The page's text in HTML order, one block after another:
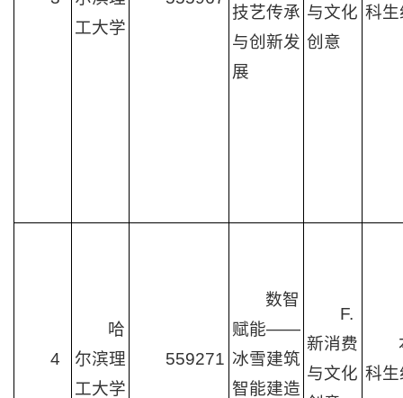
工大学
技艺传承
与创新发
展
与文化
创意
科生
4
哈
尔滨理
工大学
559271
数智
赋能——
冰雪建筑
智能建造
F.
新消费
与文化 科生